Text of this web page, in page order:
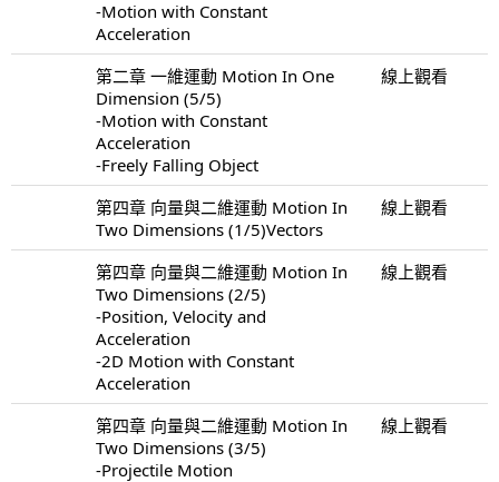
-Motion with Constant
Acceleration
第二章 一維運動 Motion In One
Dimension (5/5)
-Motion with Constant
Acceleration
-Freely Falling Object
線上觀看
第四章 向量與二維運動 Motion In
Two Dimensions (1/5)Vectors
線上觀看
第四章 向量與二維運動 Motion In
Two Dimensions (2/5)
-Position, Velocity and
Acceleration
-2D Motion with Constant
Acceleration
線上觀看
第四章 向量與二維運動 Motion In
Two Dimensions (3/5)
-Projectile Motion
線上觀看